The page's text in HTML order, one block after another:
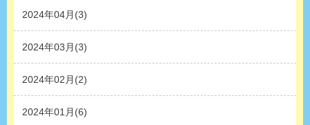
2024年04月(3)
2024年03月(3)
2024年02月(2)
2024年01月(6)